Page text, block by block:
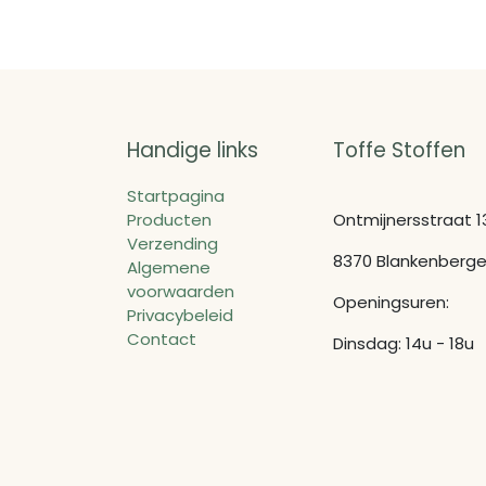
Handige links
Startpagina
Producten
Verzending
Algemene
voorwaarden
Privacybeleid
Contact
Toffe Stoffen
Ontmijnersstraat
8370 Blankenberge
Openingsuren:
Dinsdag: 14u - 18u